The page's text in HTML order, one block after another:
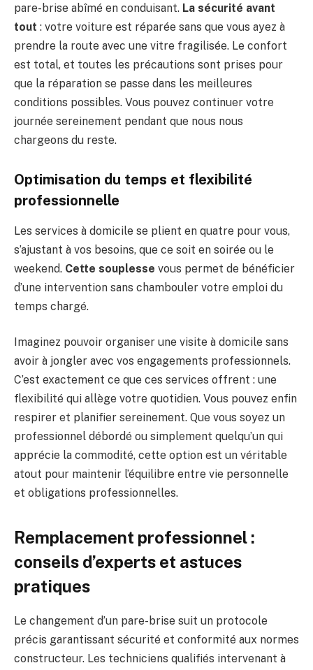
pare-brise abîmé en conduisant. La sécurité avant
tout : votre voiture est réparée sans que vous ayez à
prendre la route avec une vitre fragilisée. Le confort
est total, et toutes les précautions sont prises pour
que la réparation se passe dans les meilleures
conditions possibles. Vous pouvez continuer votre
journée sereinement pendant que nous nous
chargeons du reste.
Optimisation du temps et flexibilité
professionnelle
Les services à domicile se plient en quatre pour vous,
s’ajustant à vos besoins, que ce soit en soirée ou le
weekend. Cette souplesse vous permet de bénéficier
d’une intervention sans chambouler votre emploi du
temps chargé.
Imaginez pouvoir organiser une visite à domicile sans
avoir à jongler avec vos engagements professionnels.
C’est exactement ce que ces services offrent : une
flexibilité qui allège votre quotidien. Vous pouvez enfin
respirer et planifier sereinement. Que vous soyez un
professionnel débordé ou simplement quelqu’un qui
apprécie la commodité, cette option est un véritable
atout pour maintenir l’équilibre entre vie personnelle
et obligations professionnelles.
Remplacement professionnel :
conseils d’experts et astuces
pratiques
Le changement d’un pare-brise suit un protocole
précis garantissant sécurité et conformité aux normes
constructeur. Les techniciens qualifiés intervenant à